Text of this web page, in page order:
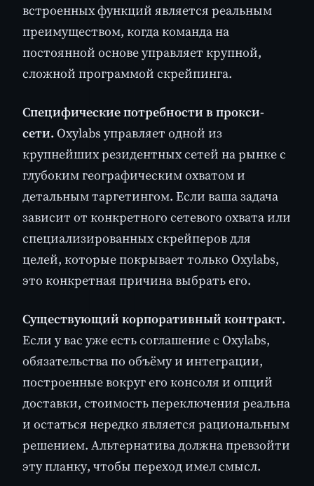
встроенных функций является реальным
преимуществом, когда команда на
постоянной основе управляет крупной,
сложной программой скрейпинга.
Специфические потребности в прокси-
сети. Oxylabs управляет одной из
крупнейших резидентных сетей на рынке с
глубоким географическим охватом и
детальным таргетингом. Если ваша задача
зависит от конкретного сетевого охвата или
специализированных скрейперов для
целей, которые покрывает только Oxylabs,
это конкретная причина выбрать его.
Существующий корпоративный контракт.
Если у вас уже есть соглашение с Oxylabs,
обязательства по объёму и интеграции,
построенные вокруг его консоля и опций
доставки, стоимость переключения реальна
и остаться нередко является рациональным
решением. Альтернатива должна превзойти
эту планку, чтобы переход имел смысл.